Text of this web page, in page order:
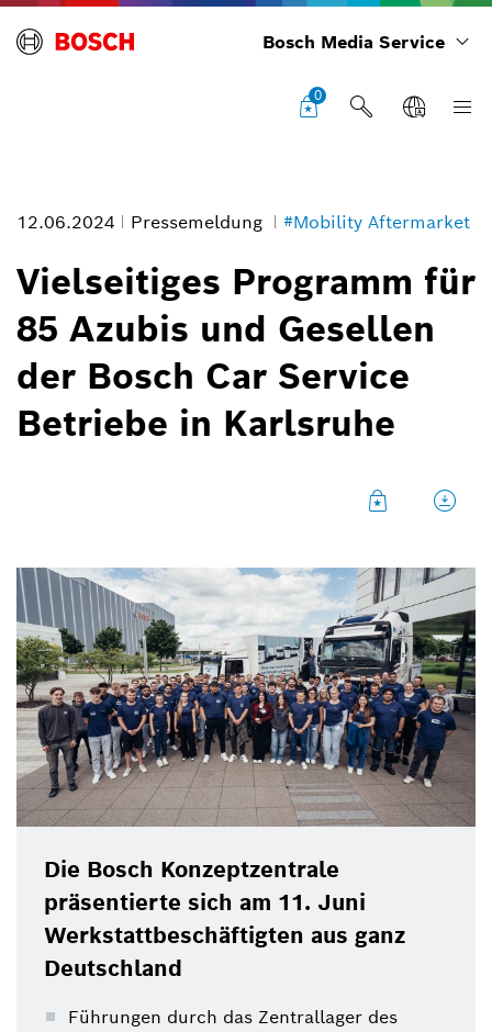
Bosch Media Service
0
12.06.2024 Pressemeldung #Mobility Aftermarket
Vielseitiges Programm für
85 Azubis und Gesellen
der Bosch Car Service
Betriebe in Karlsruhe
Die Bosch Konzeptzentrale
präsentierte sich am 11. Juni
Werkstattbeschäftigten aus ganz
Deutschland
Führungen durch das Zentrallager des
Bildinformation
Teilnehmer und Teilnehmerinnen aus ganz